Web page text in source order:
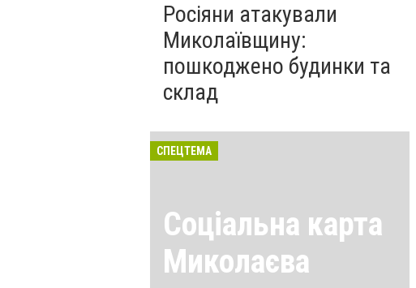
Росіяни атакували
Миколаївщину:
пошкоджено будинки та
склад
СПЕЦТЕМА
Соціальна карта
Миколаєва